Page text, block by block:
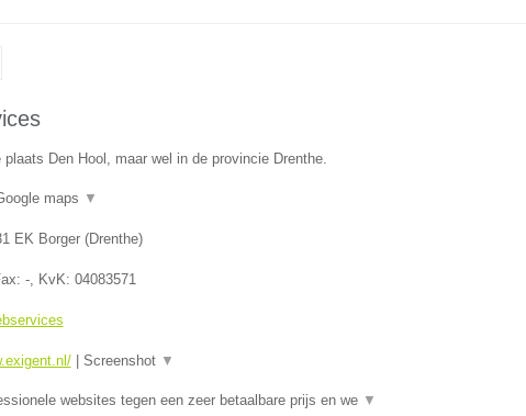
plaats Den Hool, maar wel in de provincie Drenthe.
maps ▼
EK Borger(Drenthe)
-, KvK: 04083571
| Screenshot ▼
websites tegen een zeer betaalbare prijs en we ▼